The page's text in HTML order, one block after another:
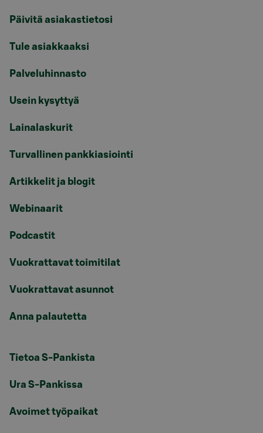
Päivitä asiakastietosi
Tule asiakkaaksi
Palveluhinnasto
Usein kysyttyä
Lainalaskurit
Turvallinen pankkiasiointi
Artikkelit ja blogit
Webinaarit
Podcastit
Vuokrattavat toimitilat
Vuokrattavat asunnot
Anna palautetta
Tietoa S-Pankista
Ura S-Pankissa
Avoimet työpaikat